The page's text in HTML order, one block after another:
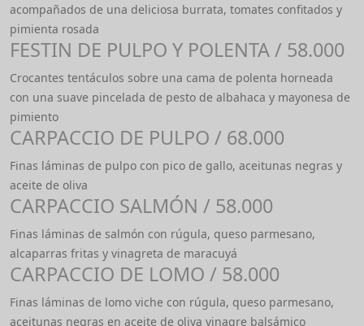
acompañados de una deliciosa burrata, tomates confitados y
pimienta rosada
FESTIN DE PULPO Y POLENTA / 58.000
Crocantes tentáculos sobre una cama de polenta horneada
con una suave pincelada de pesto de albahaca y mayonesa de
pimiento
CARPACCIO DE PULPO / 68.000
Finas láminas de pulpo con pico de gallo, aceitunas negras y
aceite de oliva
CARPACCIO SALMÓN / 58.000
Finas láminas de salmón con rúgula, queso parmesano,
alcaparras fritas y vinagreta de maracuyá
CARPACCIO DE LOMO / 58.000
Finas láminas de lomo viche con rúgula, queso parmesano,
aceitunas negras en aceite de oliva vinagre balsámico